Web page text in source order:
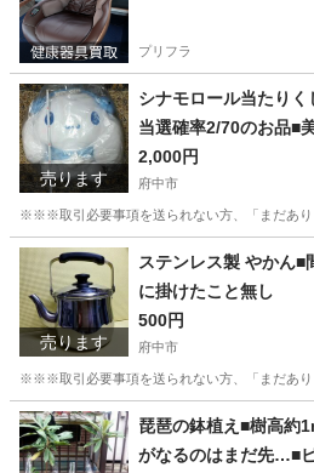
プリフラ
売ります
シナモロール当たり
当選確率2/70のお品■
2,000円
府中市
※※※取引必要事項を送られない方、「まだあ
東京 府中市
売ります
ステンレス製 やかん■
に掛けたこと無し
500円
府中市
※※※取引必要事項を送られない方、「まだあ
東京 府中市 調理器具
琵琶の鉢植え■樹高約
がなるのはまだ先…■